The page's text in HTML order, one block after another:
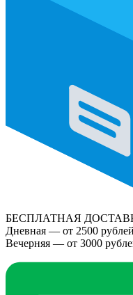
БЕСПЛАТНАЯ
Дневная — от 2500 рублей
Вечерняя — от 3000